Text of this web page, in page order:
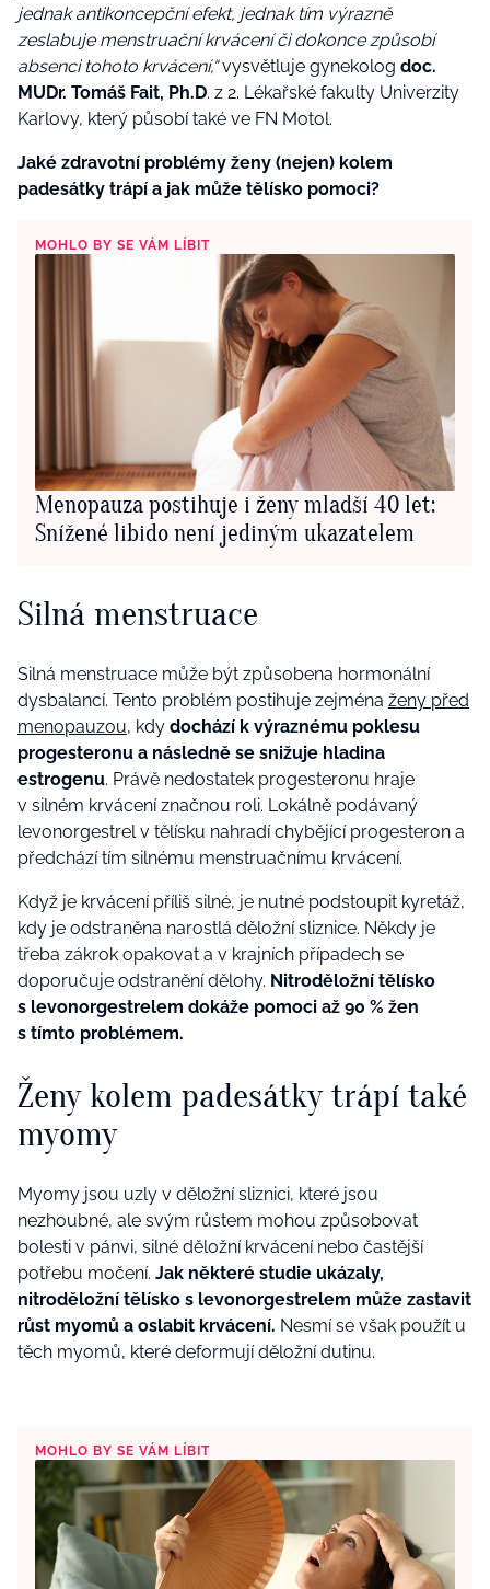
jednak antikoncepční efekt, jednak tím výrazně
zeslabuje menstruační krvácení či dokonce způsobí
absenci tohoto krvácení,“vysvětluje gynekolog doc.
MUDr. Tomáš Fait, Ph.D. z 2. Lékařské fakulty Univerzity
Karlovy, který působí také ve FN Motol.
Jaké zdravotní problémy ženy (nejen) kolem
padesátky trápí a jak může tělísko pomoci?
MOHLO BY SE VÁM LÍBIT
Menopauza postihuje i ženy mladší 40 let:
Snížené libido není jediným ukazatelem
Silná menstruace
Silná menstruace může být způsobena hormonální
dysbalancí. Tento problém postihuje zejména ženy před
menopauzou, kdy dochází k výraznému poklesu
progesteronu a následně se snižuje hladina
estrogenu. Právě nedostatek progesteronu hraje
v silném krvácení značnou roli. Lokálně podávaný
levonorgestrel v tělísku nahradí chybějící progesteron a
předchází tím silnému menstruačnímu krvácení.
Když je krvácení příliš silné, je nutné podstoupit kyretáž,
kdy je odstraněna narostlá děložní sliznice. Někdy je
třeba zákrok opakovat a v krajních případech se
doporučuje odstranění dělohy. Nitroděložní tělísko
s levonorgestrelem dokáže pomoci až 90 % žen
s tímto problémem.
Ženy kolem padesátky trápí také
myomy
Myomy jsou uzly v děložní sliznici, které jsou
nezhoubné, ale svým růstem mohou způsobovat
bolesti v pánvi, silné děložní krvácení nebo častější
potřebu močení. Jak některé studie ukázaly,
nitroděložní tělísko s levonorgestrelem může zastavit
růst myomů a oslabit krvácení. Nesmí se však použít u
těch myomů, které deformují děložní dutinu.
MOHLO BY SE VÁM LÍBIT